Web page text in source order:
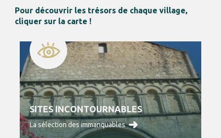
Pour découvrir les trésors de chaque village,
cliquer sur la carte !
SITES INCONTOURNABLES
La sélection des immanquables